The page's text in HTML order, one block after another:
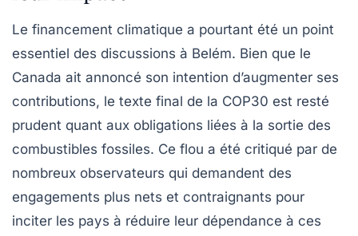
Le financement climatique a pourtant été un point
essentiel des discussions à Belém. Bien que le
Canada ait annoncé son intention d’augmenter ses
contributions, le texte final de la COP30 est resté
prudent quant aux obligations liées à la sortie des
combustibles fossiles. Ce flou a été critiqué par de
nombreux observateurs qui demandent des
engagements plus nets et contraignants pour
inciter les pays à réduire leur dépendance à ces